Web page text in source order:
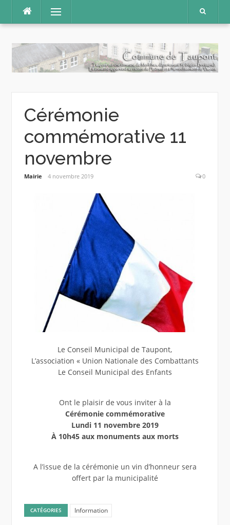
contenu
Menu
Cérémonie
commémorative 11
novembre
Mairie 4 novembre 2019 0
Le Conseil Municipal de Taupont,
L’association « Union Nationale des Combattants
Le Conseil Municipal des Enfants
Ont le plaisir de vous inviter à la
Cérémonie commémorative
Lundi 11 novembre 2019
À 10h45 aux monuments aux morts
A l’issue de la cérémonie un vin d’honneur sera
offert par la municipalité
CATÉGORIES Information